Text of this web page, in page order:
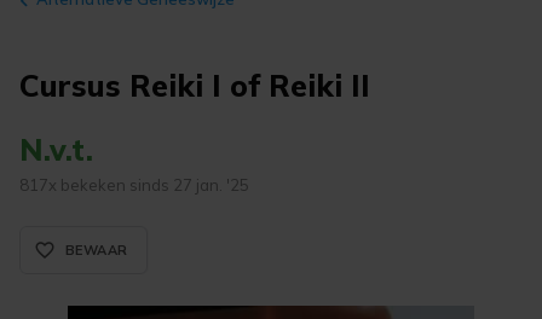
Cursus Reiki I of Reiki II
N.v.t.
817x bekeken sinds 27 jan. '25
favorite_border_rounded
BEWAAR